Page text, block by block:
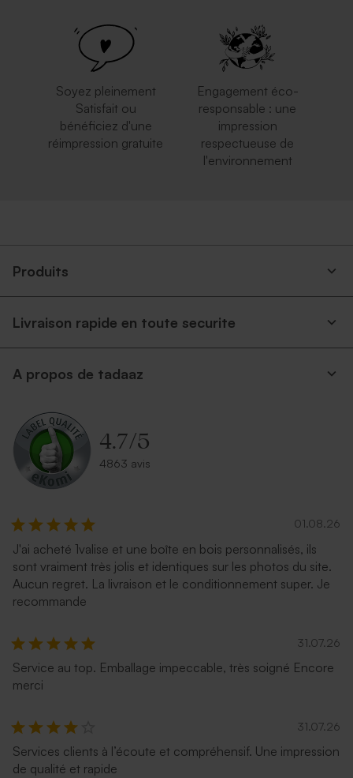
Soyez pleinement
Satisfait ou
bénéficiez d'une
réimpression gratuite
Engagement éco-
responsable : une
impression
respectueuse de
l'environnement
Produits
Livraison rapide en toute securite
A propos de tadaaz
4.7/5
4863 avis
01.08.26
J'ai acheté 1valise et une boîte en bois personnalisés, ils
sont vraiment très jolis et identiques sur les photos du site.
Aucun regret. La livraison et le conditionnement super. Je
recommande
31.07.26
Service au top. Emballage impeccable, très soigné Encore
merci
31.07.26
Services clients à l’écoute et compréhensif. Une impression
de qualité et rapide